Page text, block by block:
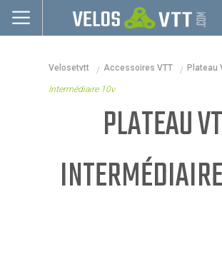
Vélos urbains & Fitness
Velosetvtt Accessoires VTT Plateau
Intermédiaire 10v
PLATEAU